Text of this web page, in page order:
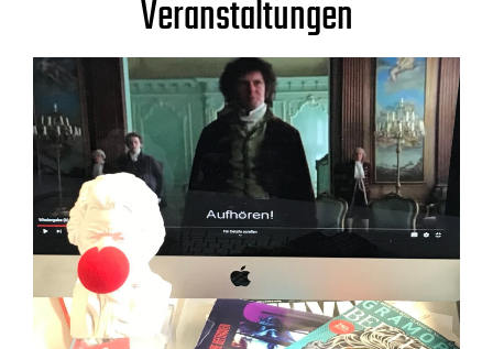
Veranstaltungen